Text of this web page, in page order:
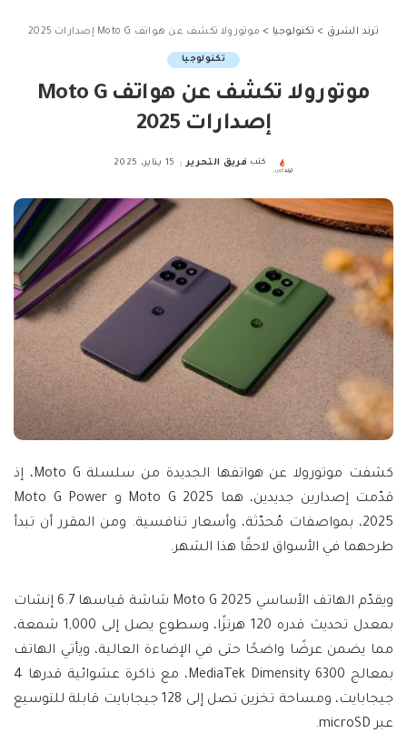
ترند الشرق > تكنولوجيا > موتورولا تكشف عن هواتف Moto G إصدارات 2025
تكنولوجيا
موتورولا تكشف عن هواتف Moto G
إصدارات 2025
Posted
كتب فريق التحرير 15 يناير، 2025
كشفت موتورولا عن هواتفها الجديدة من سلسلة Moto G، إذ
قدّمت إصدارين جديدين، هما Moto G 2025 و Moto G Power
2025، بمواصفات مُحدّثة، وأسعار تنافسية. ومن المقرر أن تبدأ
طرحهما في الأسواق لاحقًا هذا الشهر.
ويقدّم الهاتف الأساسي Moto G 2025 شاشة قياسها 6.7 إنشات
بمعدل تحديث قدره 120 هرتزًا، وسطوع يصل إلى 1,000 شمعة،
مما يضمن عرضًا واضحًا حتى في الإضاءة العالية، ويأتي الهاتف
بمعالج MediaTek Dimensity 6300، مع ذاكرة عشوائية قدرها 4
جيجابايت، ومساحة تخزين تصل إلى 128 جيجابايت قابلة للتوسيع
عبر microSD.